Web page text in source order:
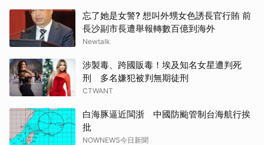
忘了她是女警? 想叫外甥女色誘長官行賄 前
長沙副市長遭舉報轉數百億到海外
Newtalk
涉製毒、跨國販毒！埃及知名女星遭判死
刑 多名嫌犯被判無期徒刑
CTWANT
白海豚逼近閩浙 中國防颱管制台海航行挨
批
NOWNEWS今日新聞